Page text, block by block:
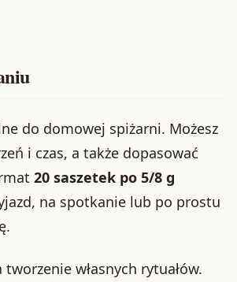
do domowej spiżarni. Możesz
i czas, a także dopasować
20 saszetek po 5/8 g
na spotkanie lub po prostu
własnych rytuałów.